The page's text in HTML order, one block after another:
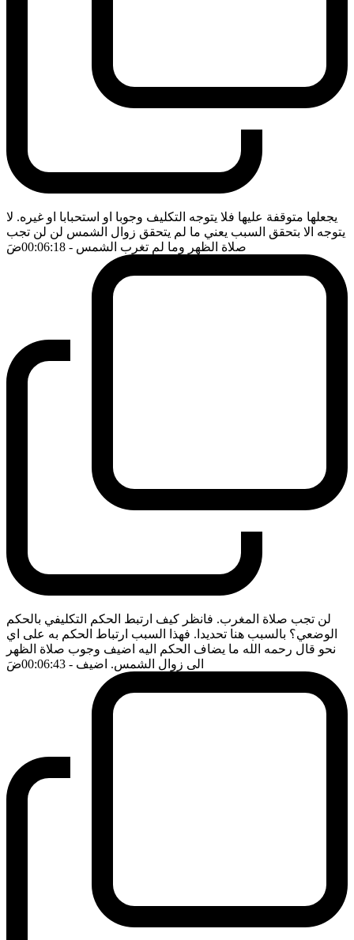
يجعلها متوقفة عليها فلا يتوجه التكليف وجوبا او استحبابا او غيره. لا
يتوجه الا بتحقق السبب يعني ما لم يتحقق زوال الشمس لن لن تجب
صلاة الظهر وما لم تغرب الشمس - 00:06:18 ضَ
لن تجب صلاة المغرب. فانظر كيف ارتبط الحكم التكليفي بالحكم
الوضعي؟ بالسبب هنا تحديدا. فهذا السبب ارتباط الحكم به على اي
نحو قال رحمه الله ما يضاف الحكم اليه اضيف وجوب صلاة الظهر
الى زوال الشمس. اضيف - 00:06:43 ضَ